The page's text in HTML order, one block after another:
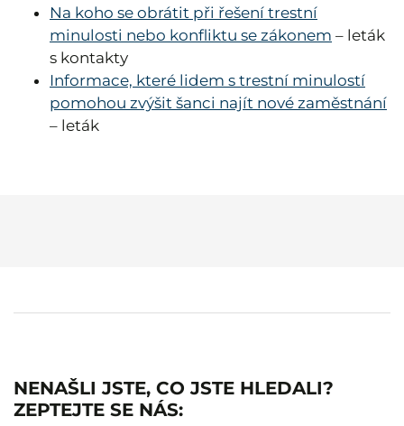
Na koho se obrátit při řešení trestní
minulosti nebo konfliktu se zákonem – leták
s kontakty
Informace, které lidem s trestní minulostí
pomohou zvýšit šanci najít nové zaměstnání
– leták
NENAŠLI JSTE, CO JSTE HLEDALI?
ZEPTEJTE SE NÁS: